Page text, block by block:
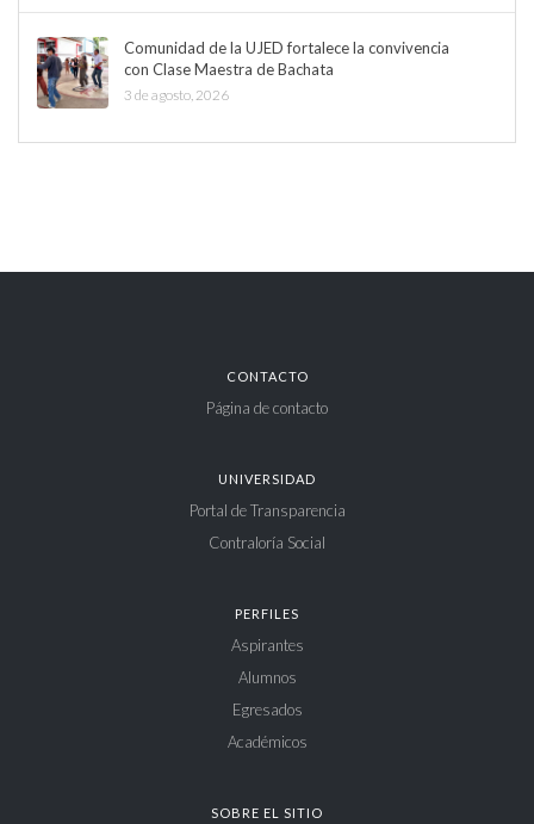
Comunidad de la UJED fortalece la convivencia
con Clase Maestra de Bachata
3 de agosto, 2026
CONTACTO
Página de contacto
UNIVERSIDAD
Portal de Transparencia
Contraloría Social
PERFILES
Aspirantes
Alumnos
Egresados
Académicos
SOBRE EL SITIO